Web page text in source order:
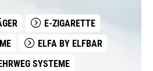
E-ZIGARETTE
ELFA BY ELFBAR
SYSTEME